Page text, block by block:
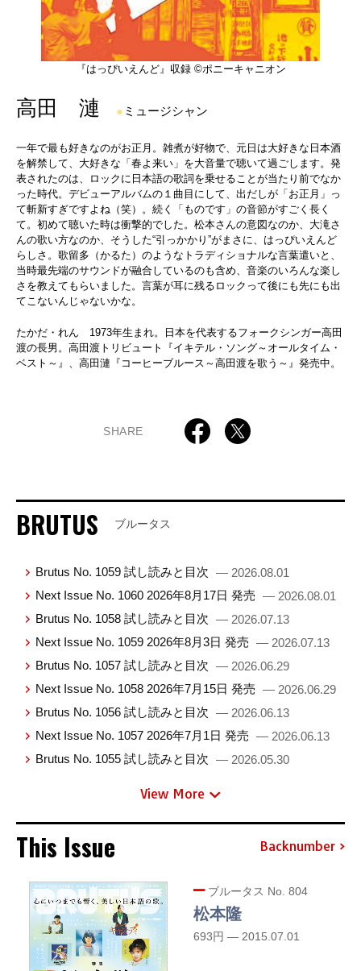
『はっぴいえんど』収録 ©ポニーキャニオン
高田 漣 ● ミュージシャン
一年で最も好きなのがお正月。雑煮が好物で、元日は大好きな日本酒
を解禁して、大好きな「春よ来い」を大音量で聴いて過ごします。発
表されたのは、ロックに日本語の歌詞を乗せることが当たり前でなか
った時代。デビューアルバムの１曲目にして、出だしが「お正月」っ
て斬新すぎですよね（笑）。続く「ものです」の音節がすごく長く
て。初めて聴いた時は衝撃的でした。松本さんの意図なのか、大滝さ
んの歌い方なのか、そうした“引っかかり”がまさに、はっぴいえんど
らしさ。歌留多（かるた）のようなトラディショナルな言葉遣いと、
当時最先端のサウンドが融合しているのも含め、音楽のいろんな楽し
さを教えてもらいました。言葉が耳に残るロックって後にも先にも出
てこないんじゃないかな。
たかだ・れん 1973年生まれ。日本を代表するフォークシンガー高田
渡の長男。高田渡トリビュート『イキテル・ソング～オールタイム・
ベスト～』、高田漣『コーヒーブルース～高田渡を歌う～』発売中。
SHARE
BRUTUS ブルータス
Brutus No. 1059 試し読みと目次 — 2026.08.01
Next Issue No. 1060 2026年8月17日 発売 — 2026.08.01
Brutus No. 1058 試し読みと目次 — 2026.07.13
Next Issue No. 1059 2026年8月3日 発売 — 2026.07.13
Brutus No. 1057 試し読みと目次 — 2026.06.29
Next Issue No. 1058 2026年7月15日 発売 — 2026.06.29
Brutus No. 1056 試し読みと目次 — 2026.06.13
Next Issue No. 1057 2026年7月1日 発売 — 2026.06.13
Brutus No. 1055 試し読みと目次 — 2026.05.30
View More
This Issue Backnumber
ブルータス No. 804
松本隆
693円 — 2015.07.01